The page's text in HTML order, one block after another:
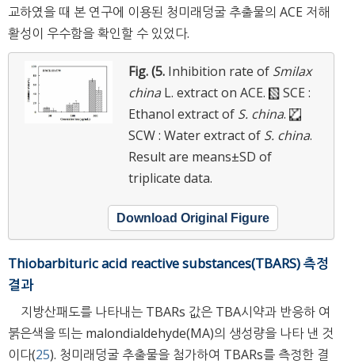
교하였을 때 본 연구에 이용된 청미래덩굴 추출물의 ACE 저해
활성이 우수함을 확인할 수 있었다.
Fig. (5. Inhibition rate of Smilax
china L. extract on ACE.
SCE :
Ethanol extract of S. china.
SCW : Water extract of S. china.
Result are means±SD of
triplicate data.
Download Original Figure
Thiobarbituric acid reactive substances(TBARS) 측정
결과
지방산패도를 나타내는 TBARs 값은 TBA시약과 반응하 여
붉은색을 띄는 malondialdehyde(MA)의 생성량을 나타 낸 것
이다(25). 청미래덩굴 추출물을 첨가하여 TBARs를 측정한 결